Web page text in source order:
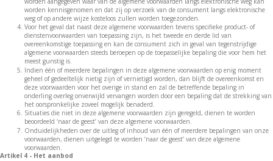
worden kennisgenomen en dat zij op verzoek van de consument langs elektronische
weg of op andere wijze kosteloos zullen worden toegezonden.
Voor het geval dat naast deze algemene voorwaarden tevens specifieke product- of
dienstenvoorwaarden van toepassing zijn, is het tweede en derde lid van
overeenkomstige toepassing en kan de consument zich in geval van tegenstrijdige
algemene voorwaarden steeds beroepen op de toepasselijke bepaling die voor hem het
meest gunstig is.
Indien één of meerdere bepalingen in deze algemene voorwaarden op enig moment
geheel of gedeeltelijk nietig zijn of vernietigd worden, dan blijft de overeenkomst en
deze voorwaarden voor het overige in stand en zal de betreffende bepaling in
onderling overleg onverwijld vervangen worden door een bepaling dat de strekking van
het oorspronkelijke zoveel mogelijk benaderd.
Situaties die niet in deze algemene voorwaarden zijn geregeld, dienen te worden
beoordeeld ‘naar de geest’ van deze algemene voorwaarden.
Onduidelijkheden over de uitleg of inhoud van één of meerdere bepalingen van onze
voorwaarden, dienen uitgelegd te worden ‘naar de geest’ van deze algemene
voorwaarden.
Artikel 4 - Het aanbod